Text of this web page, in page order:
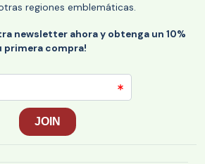
regiones emblemáticas.
newsletter ahora y obtenga un 10%
primera compra!